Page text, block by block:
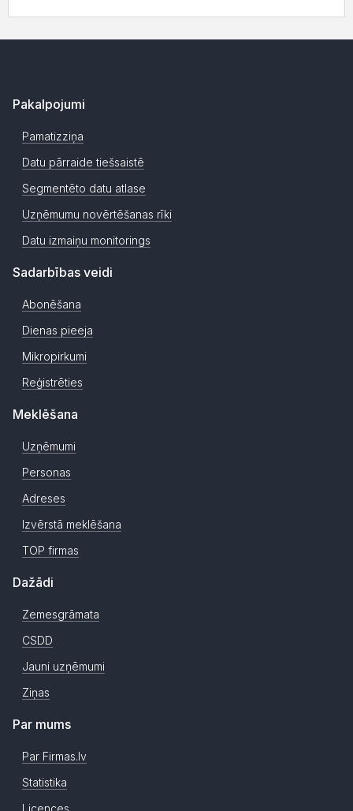
Pakalpojumi
Pamatizziņa
Datu pārraide tiešsaistē
Segmentēto datu atlase
Uzņēmumu novērtēšanas rīki
Datu izmaiņu monitorings
Sadarbības veidi
Abonēšana
Dienas pieeja
Mikropirkumi
Reģistrēties
Meklēšana
Uzņēmumi
Personas
Adreses
Izvērstā meklēšana
TOP firmas
Dažādi
Zemesgrāmata
CSDD
Jauni uzņēmumi
Ziņas
Par mums
Par Firmas.lv
Statistika
Licences